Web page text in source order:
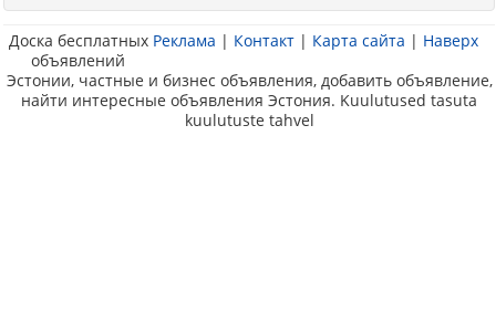
Реклама | Контакт | Карта сайта | Наверх
Доска бесплатных
объявлений
Эстонии, частные и бизнес объявления, добавить объявление,
найти интересные объявления Эстония. Kuulutused tasuta
kuulutuste tahvel